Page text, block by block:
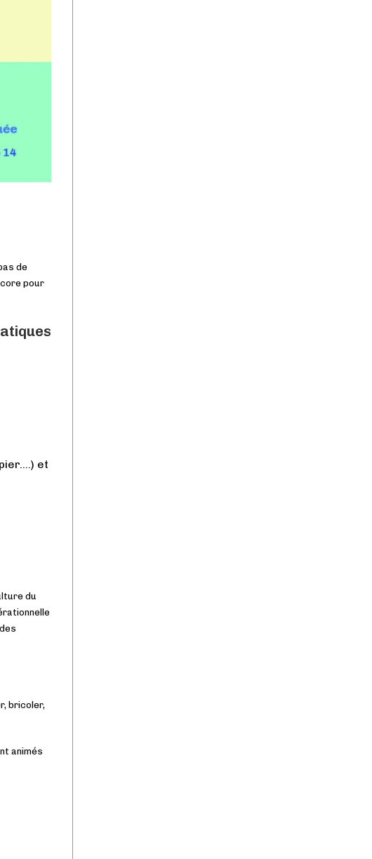
de
pour
et
du
bricoler,
animés